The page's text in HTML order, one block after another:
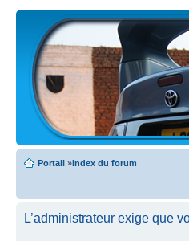
Portail »Index du forum
L’administrateur exige que